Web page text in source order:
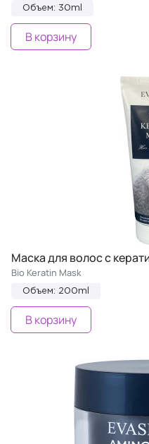
Объем: 30ml
В корзину
Маска для волос с
Bio Keratin Mask
Объем: 200ml
В корзину